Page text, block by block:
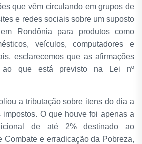
que vêm circulando em grupos de
e redes sociais sobre um suposto
Rondônia para produtos como
veículos, computadores e
esclarecemos que as afirmações
ao que está previsto na Lei nº
a tributação sobre itens do dia a
O que houve foi apenas a
de até 2% destinado ao
Combate e erradicação da Pobreza,